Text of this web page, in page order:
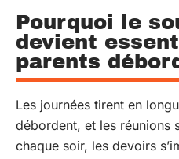
Pourquoi le
devient
parents
Les journées tirent en
débordent, et les réunions
chaque soir, les devoirs